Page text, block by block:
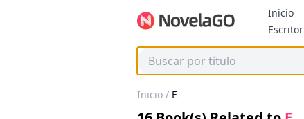
Inicio
Escritor
Inicio / E